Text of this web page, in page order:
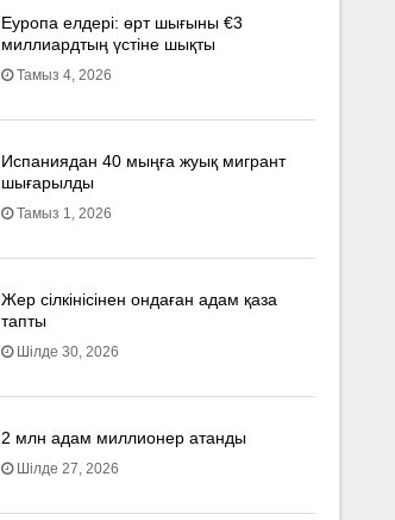
Еуропа елдері: өрт шығыны €3
миллиардтың үстіне шықты
Тамыз 4, 2026
Испаниядан 40 мыңға жуық мигрант
шығарылды
Тамыз 1, 2026
Жер сілкінісінен ондаған адам қаза
тапты
Шілде 30, 2026
2 млн адам миллионер атанды
Шілде 27, 2026